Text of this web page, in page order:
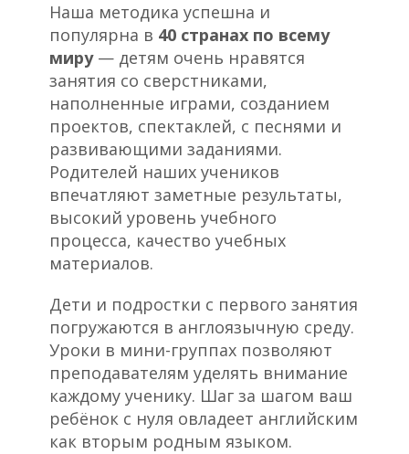
Наша методика успешна и
популярна в 40 странах по всему
миру— детям очень нравятся
занятия со сверстниками,
наполненные играми, созданием
проектов, спектаклей, с песнями и
развивающими заданиями.
Родителей наших учеников
впечатляют заметные результаты,
высокий уровень учебного
процесса, качество учебных
материалов.
Дети и подростки с первого занятия
погружаются в англоязычную среду.
Уроки в мини-группах позволяют
преподавателям уделять внимание
каждому ученику. Шаг за шагом ваш
ребёнок с нуля овладеет английским
как вторым родным языком.